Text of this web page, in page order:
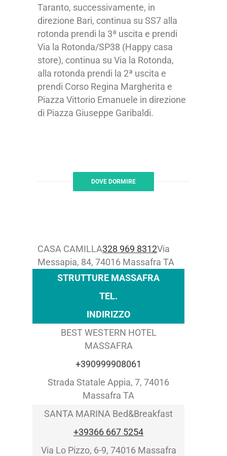
Taranto, successivamente, in
direzione Bari, continua su SS7 alla
rotonda prendi la 3ª uscita e prendi
Via la Rotonda/SP38 (Happy casa
store), continua su Via la Rotonda,
alla rotonda prendi la 2ª uscita e
prendi Corso Regina Margherita e
Piazza Vittorio Emanuele in direzione
di Piazza Giuseppe Garibaldi.
DOVE DORMIRE
CASA CAMILLA328 969 8312Via
Messapia, 84, 74016 Massafra TA
STRUTTURE MASSAFRA
TEL.
INDIRIZZO
BEST WESTERN HOTEL
MASSAFRA
+390999908061
Strada Statale Appia, 7, 74016
Massafra TA
SANTA MARINA Bed&Breakfast
+39366 667 5254
Via Lo Pizzo, 6-9, 74016 Massafra